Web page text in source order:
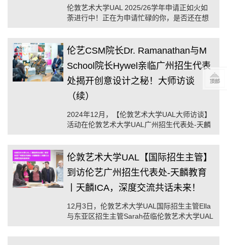
伦敦艺术大学UAL 2025/26学年申请正如火如
荼进行中！正在为申请忙碌的你，是否还在想
伦艺CSM院长Dr. Ramanathan与M
School院长Hywel亲临广州招生代表
处揭开创意设计之秘！大师访谈
（续）
2024年12月，【伦敦艺术大学UAL大师访谈】
活动在伦敦艺术大学UAL广州招生代表处-天麟
伦敦艺术大学UAL【国际招生主管】
到访伦艺广州招生代表处-天麟教育
丨天麟ICA，深度交流共话未来！
12月3日，伦敦艺术大学UAL国际招生主管Ella
与东亚区招生主管Sarah莅临伦敦艺术大学UAL